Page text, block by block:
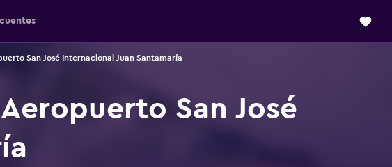
San José Internacional Juan Santamaría
San José